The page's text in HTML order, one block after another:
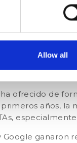
Allow all
el
servicio
ofrecido de
primeros años, la
Google ganaron